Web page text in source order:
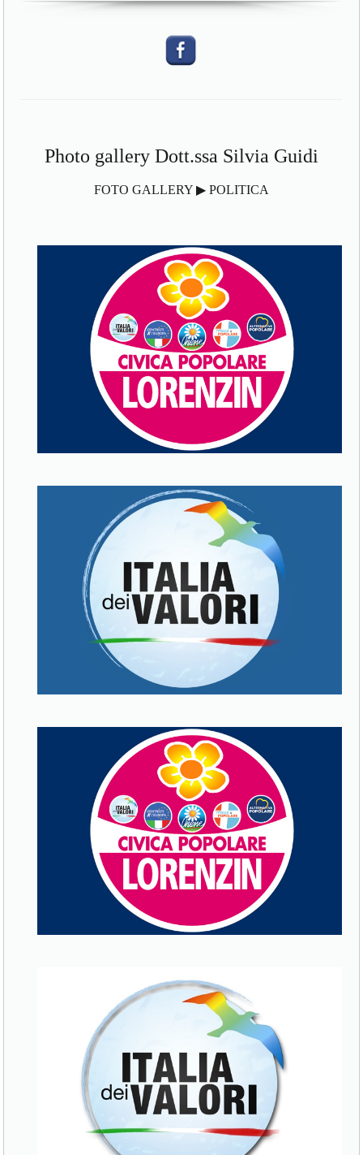
Photo gallery Dott.ssa Silvia Guidi
FOTO GALLERY ▶ POLITICA